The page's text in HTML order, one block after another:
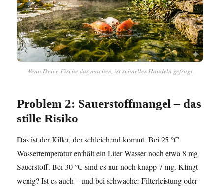
Wenn Deine Fische das machen, ist schnelles Handeln gefragt.
Problem 2: Sauerstoffmangel – das
stille Risiko
Das ist der Killer, der schleichend kommt. Bei 25 °C
Wassertemperatur enthält ein Liter Wasser noch etwa 8 mg
Sauerstoff. Bei 30 °C sind es nur noch knapp 7 mg. Klingt
wenig? Ist es auch – und bei schwacher Filterleistung oder